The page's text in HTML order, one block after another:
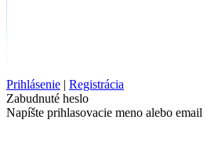
Prihlásenie | Registrácia
Zabudnuté heslo
Napíšte prihlasovacie meno alebo email